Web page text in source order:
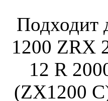
Подходит
1200 ZRX
12 R
(ZX1200